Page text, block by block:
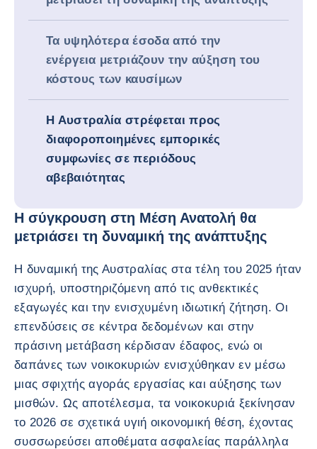
Τα υψηλότερα έσοδα από την
ενέργεια μετριάζουν την αύξηση του
κόστους των καυσίμων
Η Αυστραλία στρέφεται προς
διαφοροποιημένες εμπορικές
συμφωνίες σε περιόδους
αβεβαιότητας
Η σύγκρουση στη Μέση Ανατολή θα
μετριάσει τη δυναμική της ανάπτυξης
Η δυναμική της Αυστραλίας στα τέλη του 2025 ήταν
ισχυρή, υποστηριζόμενη από τις ανθεκτικές
εξαγωγές και την ενισχυμένη ιδιωτική ζήτηση. Οι
επενδύσεις σε κέντρα δεδομένων και στην
πράσινη μετάβαση κέρδισαν έδαφος, ενώ οι
δαπάνες των νοικοκυριών ενισχύθηκαν εν μέσω
μιας σφιχτής αγοράς εργασίας και αύξησης των
μισθών. Ως αποτέλεσμα, τα νοικοκυριά ξεκίνησαν
το 2026 σε σχετικά υγιή οικονομική θέση, έχοντας
συσσωρεύσει αποθέματα ασφαλείας παράλληλα